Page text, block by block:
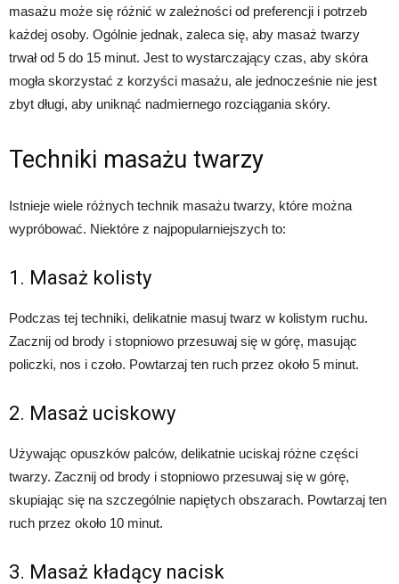
masażu może się różnić w zależności od preferencji i potrzeb
każdej osoby. Ogólnie jednak, zaleca się, aby masaż twarzy
trwał od 5 do 15 minut. Jest to wystarczający czas, aby skóra
mogła skorzystać z korzyści masażu, ale jednocześnie nie jest
zbyt długi, aby uniknąć nadmiernego rozciągania skóry.
Techniki masażu twarzy
Istnieje wiele różnych technik masażu twarzy, które można
wypróbować. Niektóre z najpopularniejszych to:
1. Masaż kolisty
Podczas tej techniki, delikatnie masuj twarz w kolistym ruchu.
Zacznij od brody i stopniowo przesuwaj się w górę, masując
policzki, nos i czoło. Powtarzaj ten ruch przez około 5 minut.
2. Masaż uciskowy
Używając opuszków palców, delikatnie uciskaj różne części
twarzy. Zacznij od brody i stopniowo przesuwaj się w górę,
skupiając się na szczególnie napiętych obszarach. Powtarzaj ten
ruch przez około 10 minut.
3. Masaż kładący nacisk